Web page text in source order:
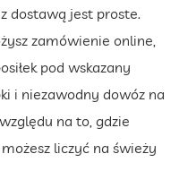
dostawą jest proste.
zamówienie online,
pod wskazany
i niezawodny dowóz na
na to, gdzie
liczyć na świeży